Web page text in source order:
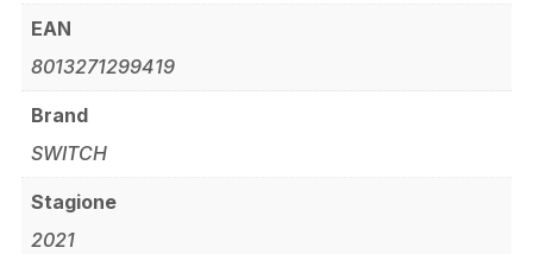
EAN
8013271299419
Brand
SWITCH
Stagione
2021